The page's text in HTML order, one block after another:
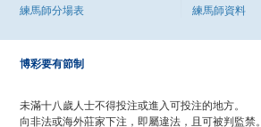
練馬師分場表
練馬師資料
博彩要有節制
未滿十八歲人士不得投注或進入可投注的地方。
向非法或海外莊家下注，即屬違法，且可被判監禁。